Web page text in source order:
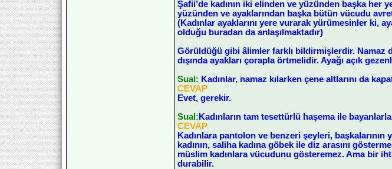
Şafii’de kadının iki elinden ve yüzünden başka her
yüzünden ve ayaklarından başka bütün vücudu
(Kadınlar ayaklarını yere vurarak yürümesinler ki,
olduğu buradan da anlaşılmaktadır)
Görüldüğü gibi âlimler farklı bildirmişlerdir. Namaz
dışında ayakları çorapla örtmelidir. Ayağı açık
Sual: Kadınlar, namaz kılarken çene altlarını da
CEVAP
Evet, gerekir.
Sual: Kadınların tam tesettürlü haşema ile
CEVAP
Kadınlara pantolon ve benzeri şeyleri,
kadının, saliha kadına göbek ile diz arasını
müslim kadınlara vücudunu gösteremez. Ama bir
durabilir.